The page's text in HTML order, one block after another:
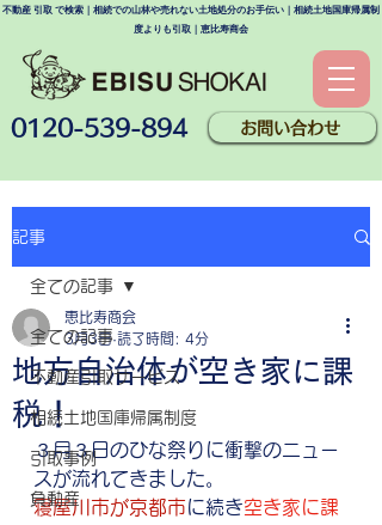
不動産 引取 で検索｜相続での山林や売れない土地処分のお手伝い｜相続土地国庫帰属制
度よりも引取｜恵比寿商会
0120-539-894 お問い合わせ
記事
全ての記事
不動産引取サービス
相続土地国庫帰属制度
引取事例
負動産
全ての記事
地方自治体が空き家に課
税！
恵比寿商会
3月3日 読了時間: 4分
３月３日のひな祭りに衝撃のニュー
スが流れてきました。
寝屋川市が京都市に続き空き家に課